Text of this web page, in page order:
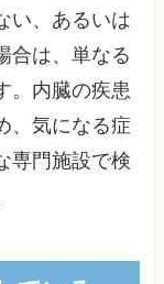
い、あるいは
合は、単なる
。内臓の疾患
、気になる症
専門施設で検